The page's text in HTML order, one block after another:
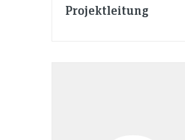
Projektleitung